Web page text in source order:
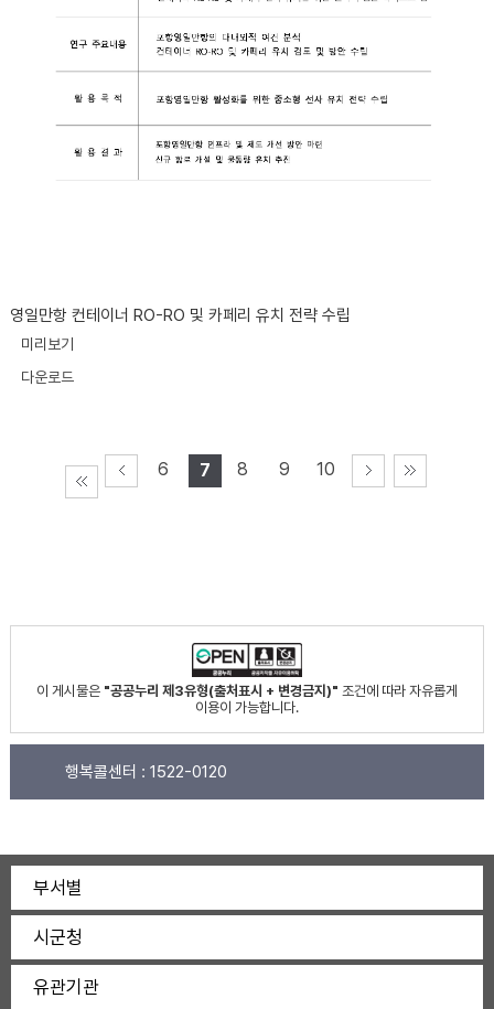
영일만항 컨테이너 RO-RO 및 카페리 유치 전략 수립
미리보기
다운로드
6 7 8 9 10
이 게시물은 "공공누리 제3유형(출처표시 + 변경금지)" 조건에 따라 자유롭게
이용이 가능합니다.
행복콜센터 : 1522-0120
부서별
시군청
유관기관